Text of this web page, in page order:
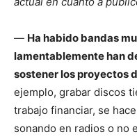
— Ha habido bandas
lamentablemente han
sostener los proyectos
ejemplo, grabar discos
trabajo financiar, se
sonando en radios o no